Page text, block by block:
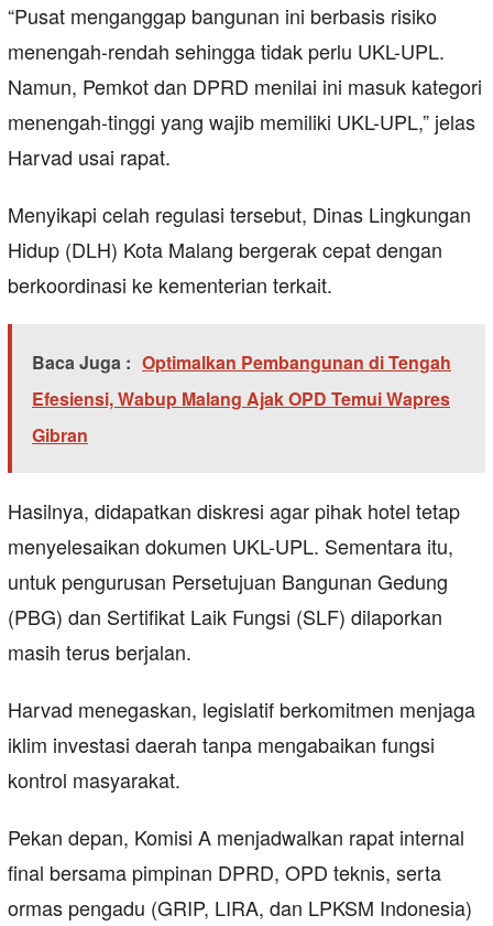
“Pusat menganggap bangunan ini berbasis risiko
menengah-rendah sehingga tidak perlu UKL-UPL.
Namun, Pemkot dan DPRD menilai ini masuk kategori
menengah-tinggi yang wajib memiliki UKL-UPL,” jelas
Harvad usai rapat.
Menyikapi celah regulasi tersebut, Dinas Lingkungan
Hidup (DLH) Kota Malang bergerak cepat dengan
berkoordinasi ke kementerian terkait.
Baca Juga : Optimalkan Pembangunan di Tengah
Efesiensi, Wabup Malang Ajak OPD Temui Wapres
Gibran
Hasilnya, didapatkan diskresi agar pihak hotel tetap
menyelesaikan dokumen UKL-UPL. Sementara itu,
untuk pengurusan Persetujuan Bangunan Gedung
(PBG) dan Sertifikat Laik Fungsi (SLF) dilaporkan
masih terus berjalan.
Harvad menegaskan, legislatif berkomitmen menjaga
iklim investasi daerah tanpa mengabaikan fungsi
kontrol masyarakat.
Pekan depan, Komisi A menjadwalkan rapat internal
final bersama pimpinan DPRD, OPD teknis, serta
ormas pengadu (GRIP, LIRA, dan LPKSM Indonesia)